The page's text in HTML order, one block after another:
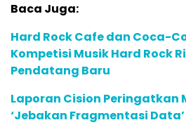
Baca Juga:
Hard Rock Cafe dan Coca-
Kompetisi Musik Hard Rock
Pendatang Baru
Laporan Cision Peringatkan
‘Jebakan Fragmentasi